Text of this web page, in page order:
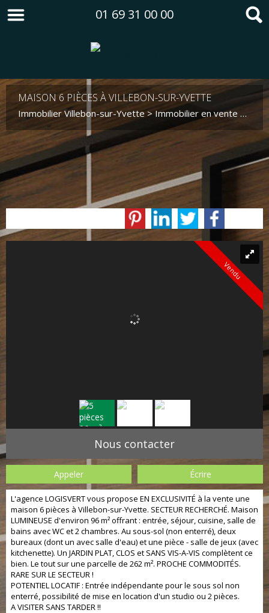
01 69 31 00 00
MAISON 6 PIÈCES À VILLEBON-SUR-YVETTE
Immobilier Villebon-sur-Yvette >Immobilier en vente Villebon-sur-Yvette
Vendu
Nous contacter
Appeler Écrire
L'agence LOGISVERT vous propose EN EXCLUSIVITÉ à la vente une
maison 6 pièces à Villebon-sur-Yvette. SECTEUR RECHERCHÉ. Maison
LUMINEUSE d'environ 96 m² offrant : entrée, séjour, cuisine, salle de
bains avec WC et 2 chambres. Au sous-sol (non enterré), deux
bureaux (dont un avec salle d'eau) et une pièce - salle de jeux (avec
kitchenette). Un JARDIN PLAT, CLOS et SANS VIS-A-VIS complètent ce
bien. Le tout sur une parcelle de 262 m². PROCHE COMMODITÉS.
RARE SUR LE SECTEUR !
POTENTIEL LOCATIF : Entrée indépendante pour le sous sol non
enterré, possibilité de mise en location d'un studio ou 2 pièces.
A VISITER SANS TARDER !!